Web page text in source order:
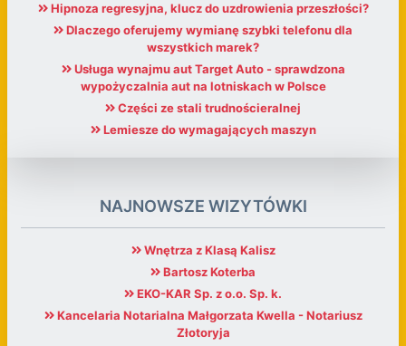
Hipnoza regresyjna, klucz do uzdrowienia przeszłości?
Dlaczego oferujemy wymianę szybki telefonu dla
wszystkich marek?
Usługa wynajmu aut Target Auto - sprawdzona
wypożyczalnia aut na lotniskach w Polsce
Części ze stali trudnościeralnej
Lemiesze do wymagających maszyn
NAJNOWSZE WIZYTÓWKI
Wnętrza z Klasą Kalisz
Bartosz Koterba
EKO-KAR Sp. z o.o. Sp. k.
Kancelaria Notarialna Małgorzata Kwella - Notariusz
Złotoryja